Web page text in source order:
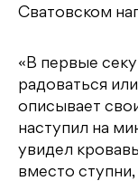
Сватовском
«В первые
радоваться
описывает
наступил на
увидел
вместо